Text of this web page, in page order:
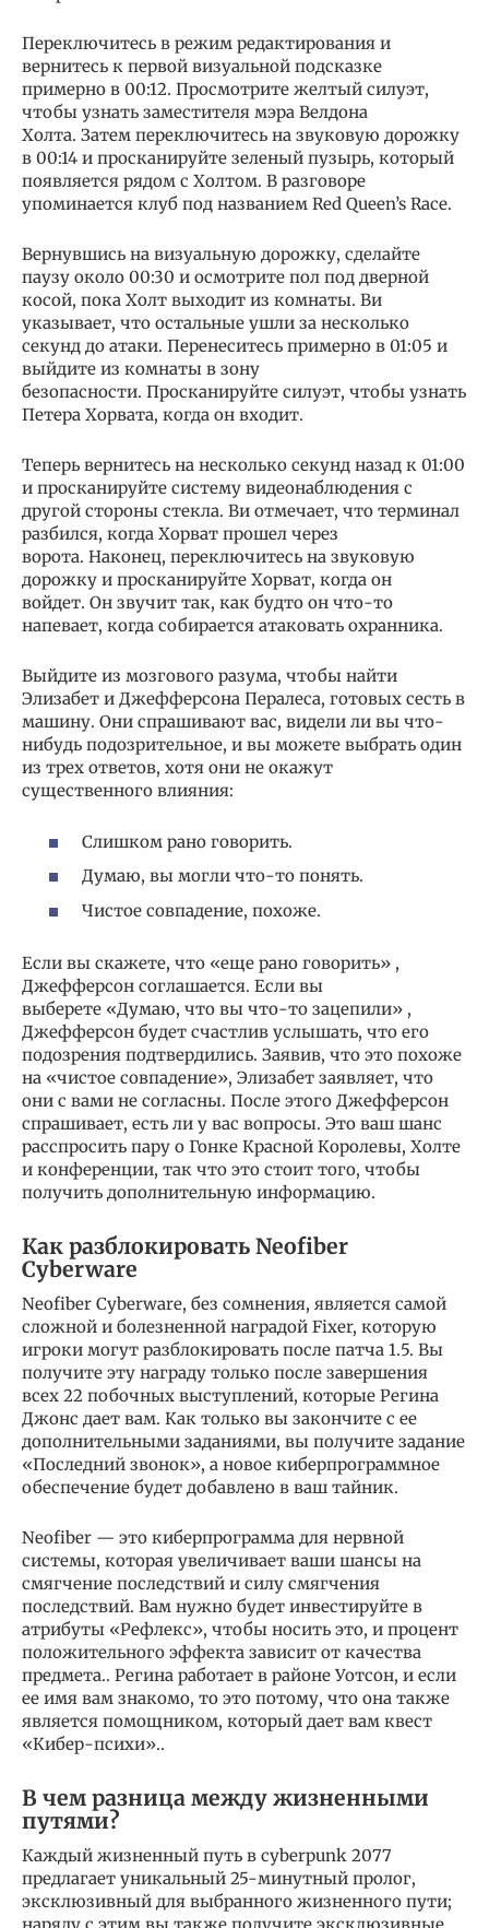
Переключитесь в режим редактирования и
вернитесь к первой визуальной подсказке
примерно в 00:12. Просмотрите желтый силуэт,
чтобы узнать заместителя мэра Велдона
Холта. Затем переключитесь на звуковую дорожку
в 00:14 и просканируйте зеленый пузырь, который
появляется рядом с Холтом. В разговоре
упоминается клуб под названием Red Queen’s Race.
Вернувшись на визуальную дорожку, сделайте
паузу около 00:30 и осмотрите пол под дверной
косой, пока Холт выходит из комнаты. Ви
указывает, что остальные ушли за несколько
секунд до атаки. Перенеситесь примерно в 01:05 и
выйдите из комнаты в зону
безопасности. Просканируйте силуэт, чтобы узнать
Петера Хорвата, когда он входит.
Теперь вернитесь на несколько секунд назад к 01:00
и просканируйте систему видеонаблюдения с
другой стороны стекла. Ви отмечает, что терминал
разбился, когда Хорват прошел через
ворота. Наконец, переключитесь на звуковую
дорожку и просканируйте Хорват, когда он
войдет. Он звучит так, как будто он что-то
напевает, когда собирается атаковать охранника.
Выйдите из мозгового разума, чтобы найти
Элизабет и Джефферсона Пералеса, готовых сесть в
машину. Они спрашивают вас, видели ли вы что-
нибудь подозрительное, и вы можете выбрать один
из трех ответов, хотя они не окажут
существенного влияния:
Слишком рано говорить.
Думаю, вы могли что-то понять.
Чистое совпадение, похоже.
Если вы скажете, что «еще рано говорить» ,
Джефферсон соглашается. Если вы
выберете «Думаю, что вы что-то зацепили» ,
Джефферсон будет счастлив услышать, что его
подозрения подтвердились. Заявив, что это похоже
на «чистое совпадение», Элизабет заявляет, что
они с вами не согласны. После этого Джефферсон
спрашивает, есть ли у вас вопросы. Это ваш шанс
расспросить пару о Гонке Красной Королевы, Холте
и конференции, так что это стоит того, чтобы
получить дополнительную информацию.
Как разблокировать Neofiber
Cyberware
Neofiber Cyberware, без сомнения, является самой
сложной и болезненной наградой Fixer, которую
игроки могут разблокировать после патча 1.5. Вы
получите эту награду только после завершения
всех 22 побочных выступлений, которые Регина
Джонс дает вам. Как только вы закончите с ее
дополнительными заданиями, вы получите задание
«Последний звонок», а новое киберпрограммное
обеспечение будет добавлено в ваш тайник.
Neofiber — это киберпрограмма для нервной
системы, которая увеличивает ваши шансы на
смягчение последствий и силу смягчения
последствий. Вам нужно будет инвестируйте в
атрибуты «Рефлекс», чтобы носить это, и процент
положительного эффекта зависит от качества
предмета.. Регина работает в районе Уотсон, и если
ее имя вам знакомо, то это потому, что она также
является помощником, который дает вам квест
«Кибер-психи»..
В чем разница между жизненными
путями?
Каждый жизненный путь в cyberpunk 2077
предлагает уникальный 25-минутный пролог,
эксклюзивный для выбранного жизненного пути;